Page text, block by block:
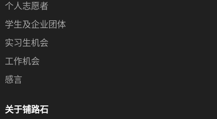
个人志愿者
学生及企业团体
实习生机会
工作机会
感言
关于铺路石